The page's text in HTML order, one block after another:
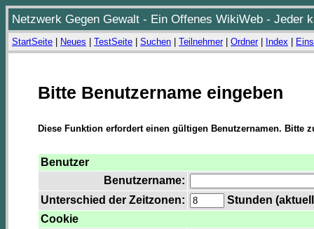
Netzwerk Gegen Gewalt - Ein Offenes WikiWeb - Jeder
StartSeite Neues TestSeite Suchen Teilnehmer| Ordner| Index
Bitte Benutzername eingeben
Diese Funktion erfordert einen gültigen Benutzernamen. Bitte
Benutzer
Benutzername:
Unterschied der Zeitzonen:
Stunden
Cookie